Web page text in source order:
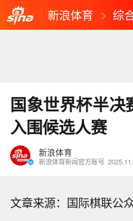
新浪体育 综
国象世界杯半决
入围候选人赛
新浪体育
新浪体育新闻官方账号
文章来源：国际棋联公